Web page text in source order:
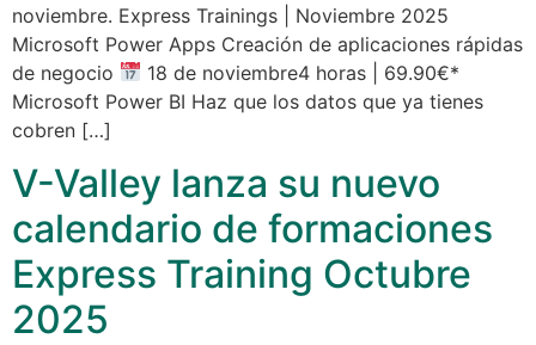
noviembre. Express Trainings | Noviembre 2025
Microsoft Power Apps Creación de aplicaciones rápidas
de negocio
18 de noviembre4 horas | 69.90€*
Microsoft Power BI Haz que los datos que ya tienes
cobren […]
V-Valley lanza su nuevo
calendario de formaciones
Express Training Octubre
2025